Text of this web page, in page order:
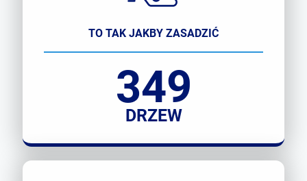
TO TAK JAKBY ZASADZIĆ
349
DRZEW